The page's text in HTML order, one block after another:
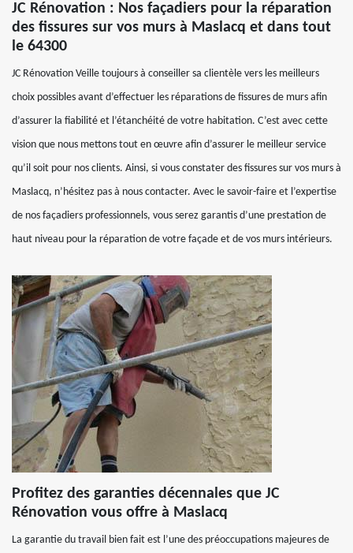
JC Rénovation : Nos façadiers pour la réparation
des fissures sur vos murs à Maslacq et dans tout
le 64300
JC Rénovation Veille toujours à conseiller sa clientèle vers les meilleurs
choix possibles avant d’effectuer les réparations de fissures de murs afin
d’assurer la fiabilité et l’étanchéité de votre habitation. C’est avec cette
vision que nous mettons tout en œuvre afin d’assurer le meilleur service
qu’il soit pour nos clients. Ainsi, si vous constater des fissures sur vos murs à
Maslacq, n’hésitez pas à nous contacter. Avec le savoir-faire et l’expertise
de nos façadiers professionnels, vous serez garantis d’une prestation de
haut niveau pour la réparation de votre façade et de vos murs intérieurs.
Profitez des garanties décennales que JC
Rénovation vous offre à Maslacq
La garantie du travail bien fait est l’une des préoccupations majeures de